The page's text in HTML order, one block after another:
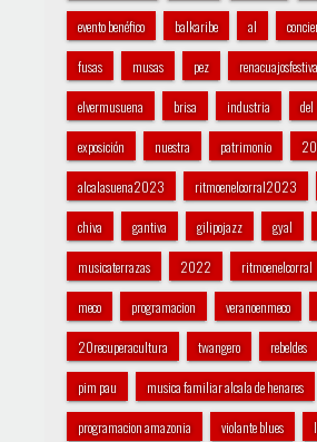
evento benéfico balkaribe al
fusas musas pez
elvermusuena brisa industria del
exposición nuestra patrimonio
alcalasuena2023 ritmoenelcorral2023
chiva gantiva gilipojazz gyal
musicaterrazas 2022 ritmoenelcorral
meco programacion veranoenmeco
20recuperacultura twangero rebeldes
pim pau musica familiar alcala de henares
programacion amazonia violante blues